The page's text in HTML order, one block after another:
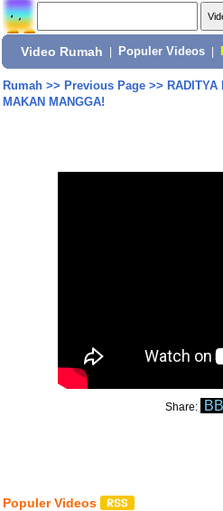
Video Rumah Populer Videos
Rumah>> Previous Page>> RADITYA
MAKAN MANGGA!
Share:
Populer Videos